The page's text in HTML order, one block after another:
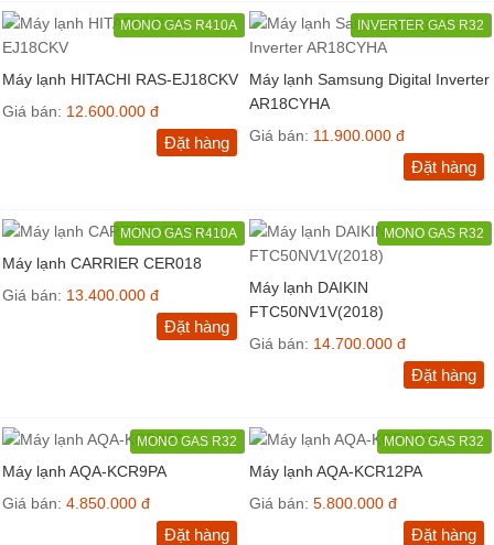
MONO GAS R410A
Máy lạnh HITACHI RAS-EJ18CKV
Giá bán: 12.600.000 đ
Đặt hàng
INVERTER GAS R32
Máy lạnh Samsung Digital Inverter
AR18CYHA
Giá bán: 11.900.000 đ
Đặt hàng
MONO GAS R410A
Máy lạnh CARRIER CER018
Giá bán: 13.400.000 đ
Đặt hàng
MONO GAS R32
Máy lạnh DAIKIN
FTC50NV1V(2018)
Giá bán: 14.700.000 đ
Đặt hàng
MONO GAS R32
Máy lạnh AQA-KCR9PA
Giá bán: 4.850.000 đ
Đặt hàng
MONO GAS R32
Máy lạnh AQA-KCR12PA
Giá bán: 5.800.000 đ
Đặt hàng